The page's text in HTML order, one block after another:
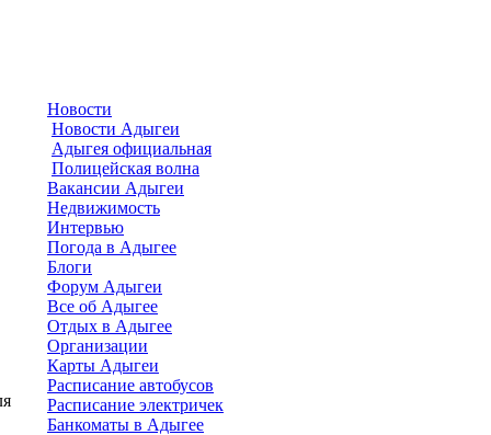
Новости
Новости Адыгеи
Адыгея официальная
Полицейская волна
Вакансии Адыгеи
Недвижимость
Интервью
Погода в Адыгее
Блоги
Форум Адыгеи
Все об Адыгее
Отдых в Адыгее
Организации
Карты Адыгеи
Расписание автобусов
Расписание электричек
Банкоматы в Адыгее